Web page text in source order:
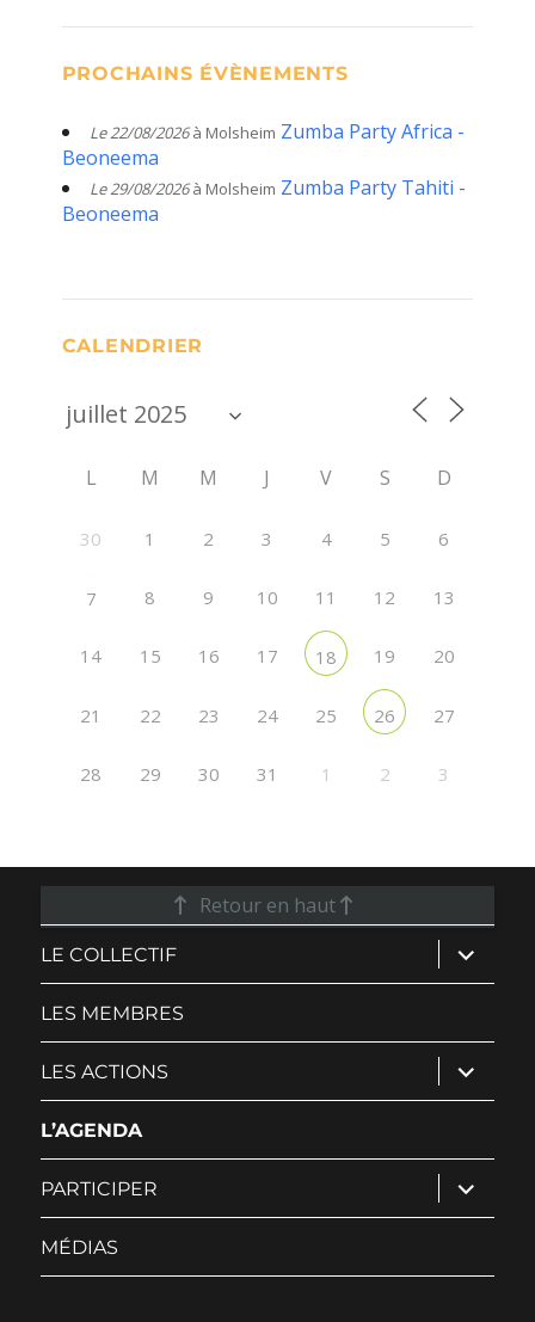
PROCHAINS ÉVÈNEMENTS
Le 22/08/2026à Molsheim Zumba Party Africa -
Beoneema
Le 29/08/2026à Molsheim Zumba Party Tahiti -
Beoneema
CALENDRIER
L M M J V S D
30 1 2 3 4 5 6
7 8 9 10 11 12 13
14 15 16 17 18 19 20
21 22 23 24 25 26 27
28 29 30 31 1 2 3
Retour en haut
LE COLLECTIF ouvrir
le
sous-
LES MEMBRES
LES ACTIONS ouvrir
le
sous-
L’AGENDA
PARTICIPER ouvrir
le
sous-
MÉDIAS